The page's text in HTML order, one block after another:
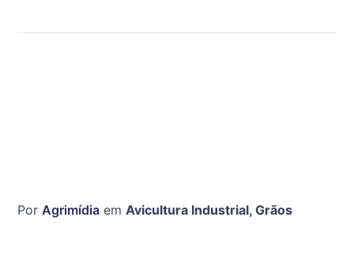
Por Agrimídia em Avicultura Industrial, Grãos